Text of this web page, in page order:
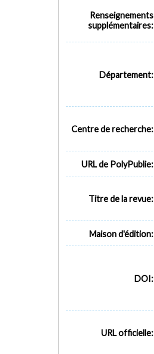
Renseignements
supplémentaires:
Département:
Centre de recherche:
URL de PolyPublie:
Titre de la revue:
Maison d'édition:
DOI:
URL officielle: